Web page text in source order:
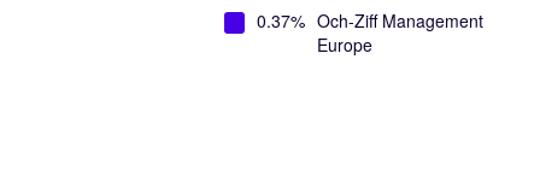
0.37% Och-Ziff Management
Europe